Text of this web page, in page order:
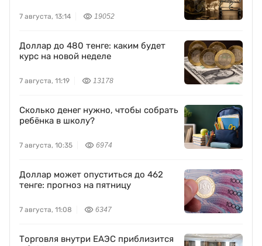
7 августа, 13:14 19052
Доллар до 480 тенге: каким будет
курс на новой неделе
7 августа, 11:19 13178
Сколько денег нужно, чтобы собрать
ребёнка в школу?
7 августа, 10:35 6974
Доллар может опуститься до 462
тенге: прогноз на пятницу
7 августа, 11:08 6347
Торговля внутри ЕАЭС приблизится